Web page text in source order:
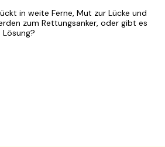
in weite Ferne, Mut zur Lücke und
zum Rettungsanker, oder gibt es